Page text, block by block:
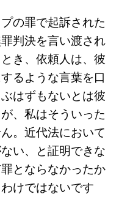
の罪で起訴された
判決を言い渡され
き、依頼人は、彼
るような言葉を口
はずもないとは彼
、私はそういった
。近代法において
い、と証明できな
とならなかったか
けではないです